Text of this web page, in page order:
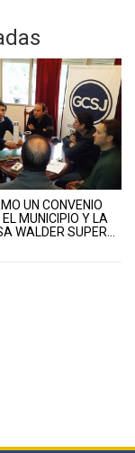
UN CONVENIO
MUNICIPIO Y LA
WALDER SUPER...